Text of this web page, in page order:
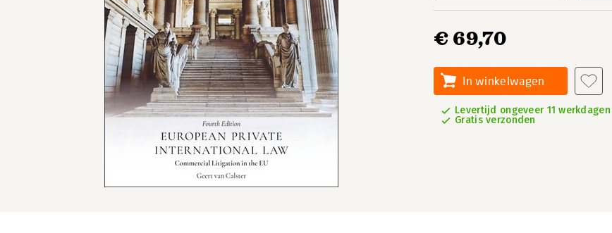
€ 69,70
In winkelwagen
Levertijd ongeveer 11 werkdagen
Gratis verzonden